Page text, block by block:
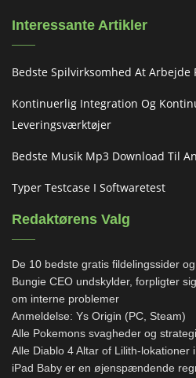
Interessante Artikler
Bedste Spilvirksomhed At Arbejde
Kontinuerlig Integration Og
Leveringsværktøjer
Bedste Musik Mp3 Download Til
Typer Testcase I Softwaretest
Redaktørens Valg
De 10 bedste gratis fildelingssider
Bungie CEO undskylder, forpligter
om interne problemer
Anmeldelse: Ys Origin (PC, Steam)
Alle Pokemons svagheder og
Alle Diablo 4 Altar of Lilith-lokationer
iPad Baby er en øjenspændende